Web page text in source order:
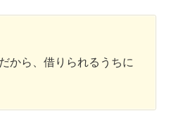
から、借りられるうちに